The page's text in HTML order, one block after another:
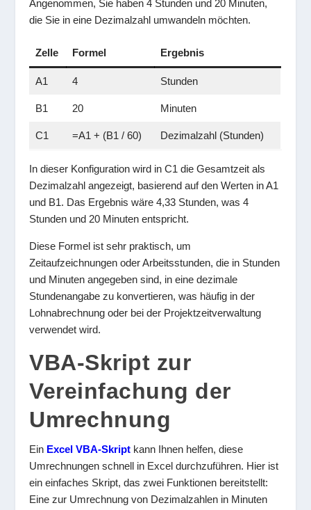
Angenommen, Sie haben 4 Stunden und 20 Minuten,
die Sie in eine Dezimalzahl umwandeln möchten.
Zelle Formel Ergebnis
A1 4 Stunden
B1 20 Minuten
C1 =A1 + (B1 / 60) Dezimalzahl (Stunden)
In dieser Konfiguration wird in C1 die Gesamtzeit als
Dezimalzahl angezeigt, basierend auf den Werten in A1
und B1. Das Ergebnis wäre 4,33 Stunden, was 4
Stunden und 20 Minuten entspricht.
Diese Formel ist sehr praktisch, um
Zeitaufzeichnungen oder Arbeitsstunden, die in Stunden
und Minuten angegeben sind, in eine dezimale
Stundenangabe zu konvertieren, was häufig in der
Lohnabrechnung oder bei der Projektzeitverwaltung
verwendet wird.
VBA-Skript zur
Vereinfachung der
Umrechnung
Ein Excel VBA-Skript kann Ihnen helfen, diese
Umrechnungen schnell in Excel durchzuführen. Hier ist
ein einfaches Skript, das zwei Funktionen bereitstellt:
Eine zur Umrechnung von Dezimalzahlen in Minuten